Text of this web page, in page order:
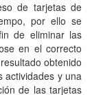
de tarjetas de
por ello se
de eliminar las
en el correcto
obtenido
actividades y una
de las tarjetas